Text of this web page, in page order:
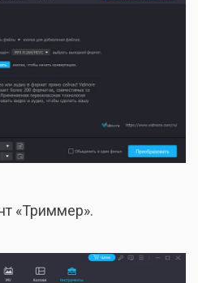
«Триммер».